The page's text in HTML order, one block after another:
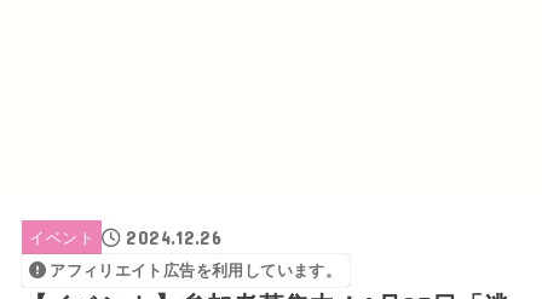
イベント 2024.12.26
アフィリエイト広告を利用しています。